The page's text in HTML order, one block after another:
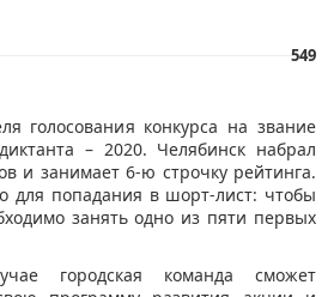
549
голосования конкурса на звание
– 2020. Челябинск набрал
и занимает 6-ю строчку рейтинга.
для попадания в шорт-лист: чтобы
занять одно из пяти первых
городская команда сможет